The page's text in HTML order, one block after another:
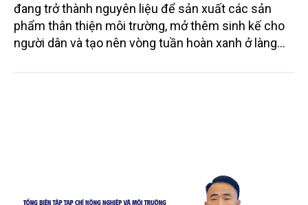
đang trở thành nguyên liệu để sản xuất các sản
phẩm thân thiện môi trường, mở thêm sinh kế cho
người dân và tạo nên vòng tuần hoàn xanh ở làng
chén, dĩa... từ mo cau đã được thị trường trong nước